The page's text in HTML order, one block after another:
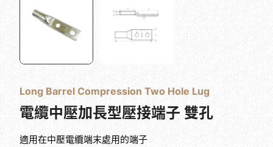
Long Barrel Compression Two Hole Lug
電纜中壓加長型壓接端子 雙孔
適用在中壓電纜端末處用的端子